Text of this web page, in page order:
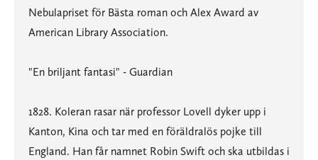
Nebulapriset för Bästa roman och Alex Award av
American Library Association.
"En briljant fantasi" - Guardian
1828. Koleran rasar när professor Lovell dyker upp i
Kanton, Kina och tar med en föräldralös pojke till
England. Han får namnet Robin Swift och ska utbildas i